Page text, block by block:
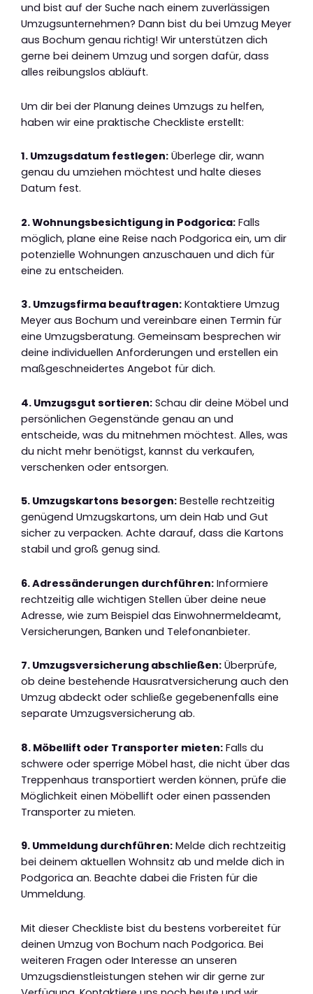
und bist auf der Suche nach einem zuverlässigen
Umzugsunternehmen? Dann bist du bei Umzug Meyer
aus Bochum genau richtig! Wir unterstützen dich
gerne bei deinem Umzug und sorgen dafür, dass
alles reibungslos abläuft.
Um dir bei der Planung deines Umzugs zu helfen,
haben wir eine praktische Checkliste erstellt:
1. Umzugsdatum festlegen: Überlege dir, wann
genau du umziehen möchtest und halte dieses
Datum fest.
2. Wohnungsbesichtigung in Podgorica: Falls
möglich, plane eine Reise nach Podgorica ein, um dir
potenzielle Wohnungen anzuschauen und dich für
eine zu entscheiden.
3. Umzugsfirma beauftragen: Kontaktiere Umzug
Meyer aus Bochum und vereinbare einen Termin für
eine Umzugsberatung. Gemeinsam besprechen wir
deine individuellen Anforderungen und erstellen ein
maßgeschneidertes Angebot für dich.
4. Umzugsgut sortieren: Schau dir deine Möbel und
persönlichen Gegenstände genau an und
entscheide, was du mitnehmen möchtest. Alles, was
du nicht mehr benötigst, kannst du verkaufen,
verschenken oder entsorgen.
5. Umzugskartons besorgen: Bestelle rechtzeitig
genügend Umzugskartons, um dein Hab und Gut
sicher zu verpacken. Achte darauf, dass die Kartons
stabil und groß genug sind.
6. Adressänderungen durchführen: Informiere
rechtzeitig alle wichtigen Stellen über deine neue
Adresse, wie zum Beispiel das Einwohnermeldeamt,
Versicherungen, Banken und Telefonanbieter.
7. Umzugsversicherung abschließen: Überprüfe,
ob deine bestehende Hausratversicherung auch den
Umzug abdeckt oder schließe gegebenenfalls eine
separate Umzugsversicherung ab.
8. Möbellift oder Transporter mieten: Falls du
schwere oder sperrige Möbel hast, die nicht über das
Treppenhaus transportiert werden können, prüfe die
Möglichkeit einen Möbellift oder einen passenden
Transporter zu mieten.
9. Ummeldung durchführen: Melde dich rechtzeitig
bei deinem aktuellen Wohnsitz ab und melde dich in
Podgorica an. Beachte dabei die Fristen für die
Ummeldung.
Mit dieser Checkliste bist du bestens vorbereitet für
deinen Umzug von Bochum nach Podgorica. Bei
weiteren Fragen oder Interesse an unseren
Umzugsdienstleistungen stehen wir dir gerne zur